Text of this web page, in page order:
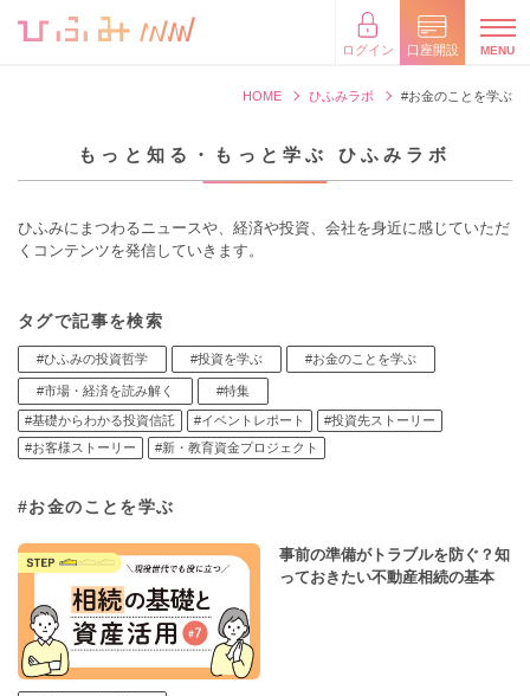
ログイン 口座開設
HOME ひふみラボ #お金のことを学ぶ
もっと知る・もっと学ぶ ひふみラボ
ひふみにまつわるニュースや、経済や投資、会社を身近に感じていただ
くコンテンツを発信していきます。
タグで記事を検索
#ひふみの投資哲学 #投資を学ぶ #お金のことを学ぶ
#市場・経済を読み解く #特集
#基礎からわかる投資信託 #イベントレポート
#投資先ストーリー
#お客様ストーリー
#新・教育資金プロジェクト
#お金のことを学ぶ
事前の準備がトラブルを防ぐ？知
っておきたい不動産相続の基本